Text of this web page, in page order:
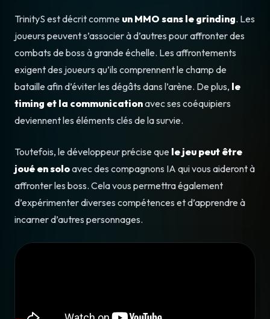
TrinityS est décrit comme un MMO sans le grinding. Les
joueurs peuvent s’associer à d’autres pour affronter des
combats de boss à grande échelle. Les affrontements
exigent des joueurs qu’ils comprennent le champ de
bataille afin d’éviter les dégâts dans l’arène. De plus, le
timing et la communicationavec ses coéquipiers
deviennent les éléments clés de la survie.
Toutefois, le développeur précise que le jeu peut être
joué en soloavec des compagnons IA qui vous aideront à
affronter les boss. Cela vous permettra également
d’expérimenter diverses compétences et d’apprendre à
incarner d’autres personnages.